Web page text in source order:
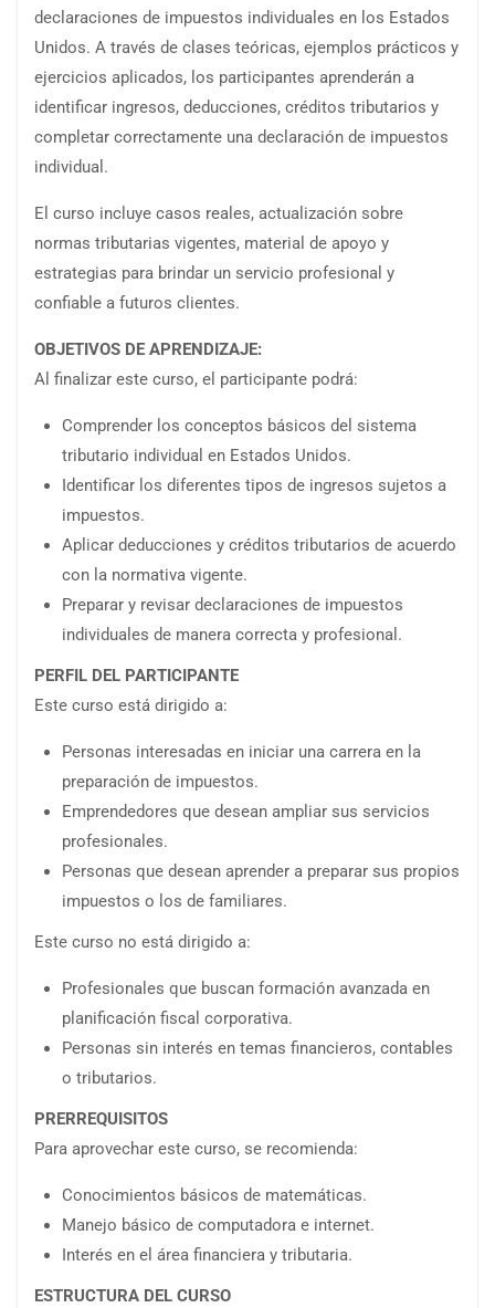
declaraciones de impuestos individuales en los Estados
Unidos. A través de clases teóricas, ejemplos prácticos y
ejercicios aplicados, los participantes aprenderán a
identificar ingresos, deducciones, créditos tributarios y
completar correctamente una declaración de impuestos
individual.
El curso incluye casos reales, actualización sobre
normas tributarias vigentes, material de apoyo y
estrategias para brindar un servicio profesional y
confiable a futuros clientes.
OBJETIVOS DE APRENDIZAJE:
Al finalizar este curso, el participante podrá:
Comprender los conceptos básicos del sistema
tributario individual en Estados Unidos.
Identificar los diferentes tipos de ingresos sujetos a
impuestos.
Aplicar deducciones y créditos tributarios de acuerdo
con la normativa vigente.
Preparar y revisar declaraciones de impuestos
individuales de manera correcta y profesional.
PERFIL DEL PARTICIPANTE
Este curso está dirigido a:
Personas interesadas en iniciar una carrera en la
preparación de impuestos.
Emprendedores que desean ampliar sus servicios
profesionales.
Personas que desean aprender a preparar sus propios
impuestos o los de familiares.
Este curso no está dirigido a:
Profesionales que buscan formación avanzada en
planificación fiscal corporativa.
Personas sin interés en temas financieros, contables
o tributarios.
PRERREQUISITOS
Para aprovechar este curso, se recomienda:
Conocimientos básicos de matemáticas.
Manejo básico de computadora e internet.
Interés en el área financiera y tributaria.
ESTRUCTURA DEL CURSO